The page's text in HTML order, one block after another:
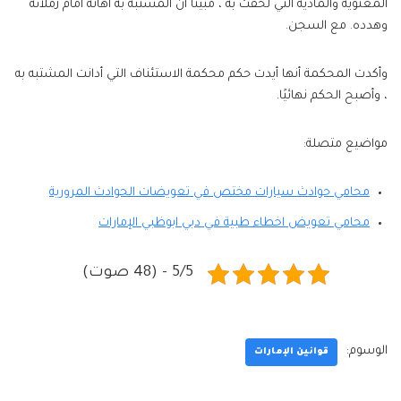
المعنوية والمادية التي لحقت به ، مبينًا أن المشتبه به أهانه أمام زملائه
وهدده. مع السجن.
وأكدت المحكمة أنها أيدت حكم محكمة الاستئناف التي أدانت المشتبه به
، وأصبح الحكم نهائيًا.
مواضيع متصلة:
محامي حوادث سيارات مختص في تعويضات الحوادث المرورية
محامي تعويض اخطاء طبية في دبي ابوظبي الإمارات
5/5 - (48 صوت)
الوسوم: قوانين الإمارات